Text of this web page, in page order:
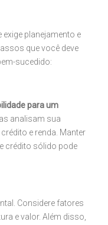
planejamento e
que você deve
sucedido:
para um
analisam sua
e renda. Manter
crédito sólido pode
Considere fatores
e valor. Além disso,